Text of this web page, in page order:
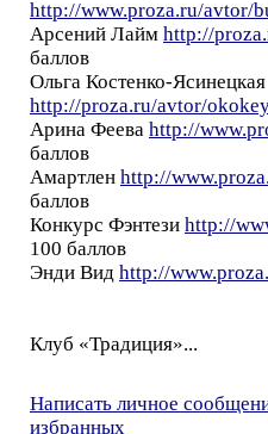
http://www.proza.ru/avtor/
Арсений Лайм http://
баллов
Ольга Костенко-Ясинецкая
http://proza.ru/avtor/
Арина Феева http://
баллов
Амартлен http://
баллов
Конкурс Фэнтези http://
100 баллов
Энди Вид http://
Клуб «Традиция»...
Написать личное
избранных